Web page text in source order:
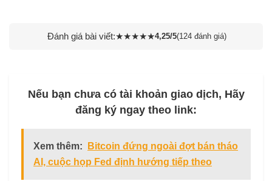
Đánh giá bài viết:★★★★★4,25/5(124 đánh giá)
Nếu bạn chưa có tài khoản giao dịch, Hãy
đăng ký ngay theo link:
Xem thêm:
Bitcoin đứng ngoài đợt bán tháo
AI, cuộc họp Fed định hướng tiếp theo